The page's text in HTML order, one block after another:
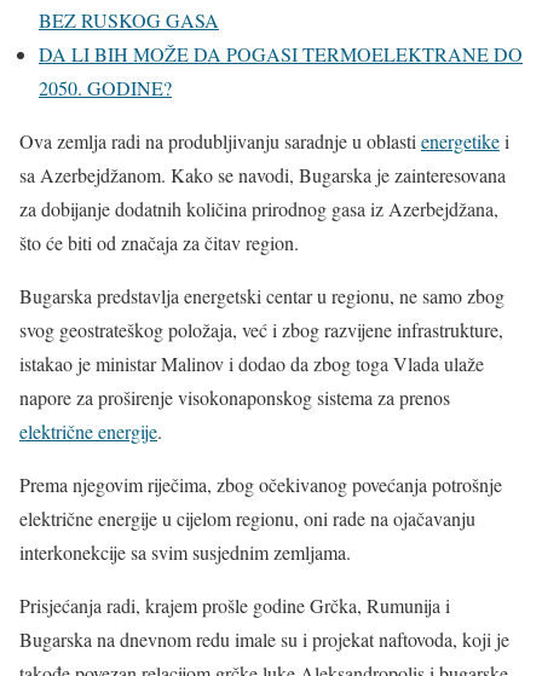
BEZ RUSKOG GASA
DA LI BIH MOŽE DA POGASI TERMOELEKTRANE DO
2050. GODINE?
Ova zemlja radi na produbljivanju saradnje u oblasti energetikei
sa Azerbejdžanom. Kako se navodi, Bugarska je zainteresovana
za dobijanje dodatnih količina prirodnog gasa iz Azerbejdžana,
što će biti od značaja za čitav region.
Bugarska predstavlja energetski centar u regionu, ne samo zbog
svog geostrateškog položaja, već i zbog razvijene infrastrukture,
istakao je ministar Malinov i dodao da zbog toga Vlada ulaže
napore za proširenje visokonaponskog sistema za prenos
električne energije.
Prema njegovim riječima, zbog očekivanog povećanja potrošnje
električne energije u cijelom regionu, oni rade na ojačavanju
interkonekcije sa svim susjednim zemljama.
Prisjećanja radi, krajem prošle godine Grčka, Rumunija i
Bugarska na dnevnom redu imale su i projekat naftovoda, koji je